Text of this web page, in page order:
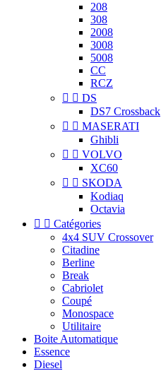
208
308
2008
3008
5008
CC
RCZ
  DS
DS7 Crossback
  MASERATI
Ghibli
  VOLVO
XC60
  SKODA
Kodiaq
Octavia
  Catégories
4x4 SUV Crossover
Citadine
Berline
Break
Cabriolet
Coupé
Monospace
Utilitaire
Boite Automatique
Essence
Diesel